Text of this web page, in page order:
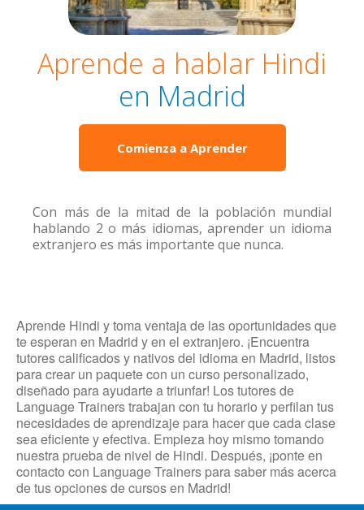
Aprende a hablar Hindi
en Madrid
Comienza a Aprender
Con más de la mitad de la población mundial
hablando 2 o más idiomas, aprender un idioma
extranjero es más importante que nunca.
Aprende Hindi y toma ventaja de las oportunidades que
te esperan en Madrid y en el extranjero. ¡Encuentra
tutores calificados y nativos del idioma en Madrid, listos
para crear un paquete con un curso personalizado,
diseñado para ayudarte a triunfar! Los tutores de
Language Trainers trabajan con tu horario y perfilan tus
necesidades de aprendizaje para hacer que cada clase
sea eficiente y efectiva. Empieza hoy mismo tomando
nuestra prueba de nivel de Hindi. Después, ¡ponte en
contacto con Language Trainers para saber más acerca
de tus opciones de cursos en Madrid!